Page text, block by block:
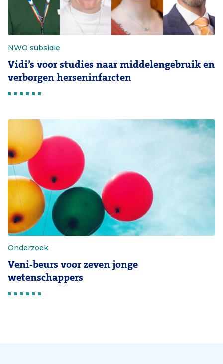
NWO subsidie
Vidi’s voor studies naar middelengebruik en
verborgen herseninfarcten
Onderzoek
Veni-beurs voor zeven jonge
wetenschappers